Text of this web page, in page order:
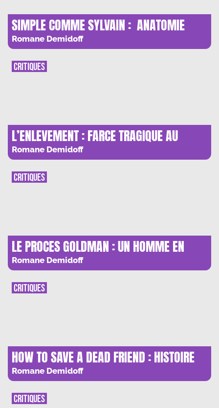
SIMPLE COMME SYLVAIN : ANATOMIE
D’UN COUPLE
Romane Demidoff
L’ENLEVEMENT : FARCE TRAGIQUE AU
VATICAN
Romane Demidoff
CRITIQUES
LE PROCES GOLDMAN : UN HOMME EN
COLERE
Romane Demidoff
CRITIQUES
HOW TO SAVE A DEAD FRIEND : HISTOIRE
DE FANTOMES
Romane Demidoff
CRITIQUES
CRITIQUES